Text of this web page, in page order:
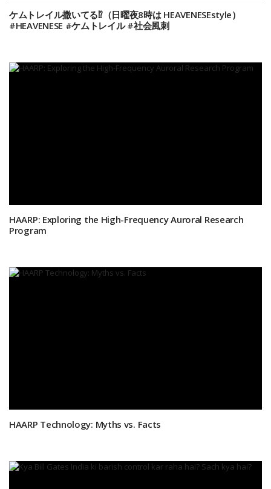
ケムトレイル撒いてる⁉️（日曜夜8時は HEAVENESEstyle）
#HEAVENESE #ケムトレイル #社会風刺
HAARP: Exploring the High-Frequency Auroral Research
Program
HAARP Technology: Myths vs. Facts